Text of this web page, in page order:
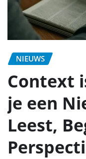
NIEUWS
Context
je een
Leest,